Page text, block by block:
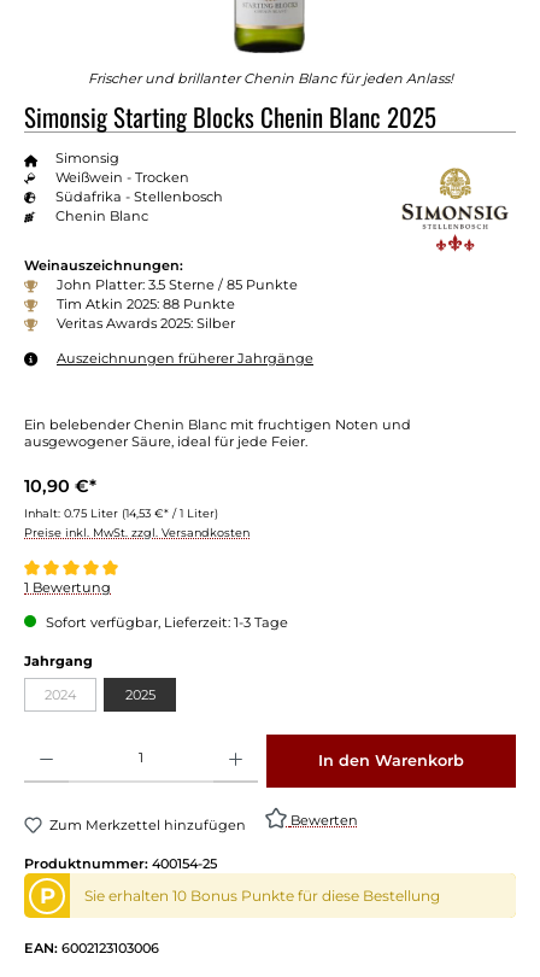
Frischer und brillanter Chenin Blanc für jeden Anlass!
Simonsig Starting Blocks Chenin Blanc 2025
Simonsig
Weißwein - Trocken
Südafrika - Stellenbosch
Chenin Blanc
Weinauszeichnungen:
John Platter: 3.5 Sterne / 85 Punkte
Tim Atkin 2025: 88 Punkte
Veritas Awards 2025: Silber
Auszeichnungen früherer Jahrgänge
Ein belebender Chenin Blanc mit fruchtigen Noten und
ausgewogener Säure, ideal für jede Feier.
10,90 €*
Inhalt: 0.75 Liter (14,53 €* / 1 Liter)
Preise inkl. MwSt. zzgl. Versandkosten
Durchschnittliche Bewertung von 5 von 5 Sternen
1 Bewertung
Sofort verfügbar, Lieferzeit: 1-3 Tage
Jahrgang
2024(Diese Option ist zurzeit nicht verfügbar.)
2025
In den Warenkorb
Zum Merkzettel hinzufügen Bewerten
Produktnummer: 400154-25
P Sie erhalten 10 Bonus Punkte für diese Bestellung
EAN: 6002123103006